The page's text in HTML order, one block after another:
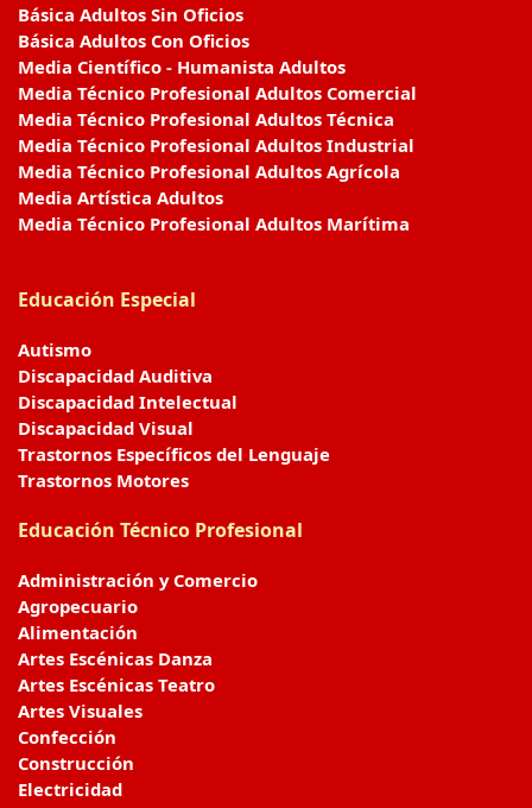
Básica Adultos Sin Oficios
Básica Adultos Con Oficios
Media Científico - Humanista Adultos
Media Técnico Profesional Adultos Comercial
Media Técnico Profesional Adultos Técnica
Media Técnico Profesional Adultos Industrial
Media Técnico Profesional Adultos Agrícola
Media Artística Adultos
Media Técnico Profesional Adultos Marítima
Educación Especial
Autismo
Discapacidad Auditiva
Discapacidad Intelectual
Discapacidad Visual
Trastornos Específicos del Lenguaje
Trastornos Motores
Educación Técnico Profesional
Administración y Comercio
Agropecuario
Alimentación
Artes Escénicas Danza
Artes Escénicas Teatro
Artes Visuales
Confección
Construcción
Electricidad